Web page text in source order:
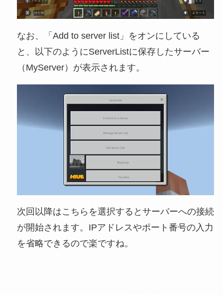
なお、「Add to server list」をオンにしている
と、以下のようにServerListに保存したサーバー
（MyServer）が表示されます。
次回以降はこちらを選択するとサーバーへの接続
が開始されます。IPアドレスやポート番号の入力
を省略できるので楽ですね。